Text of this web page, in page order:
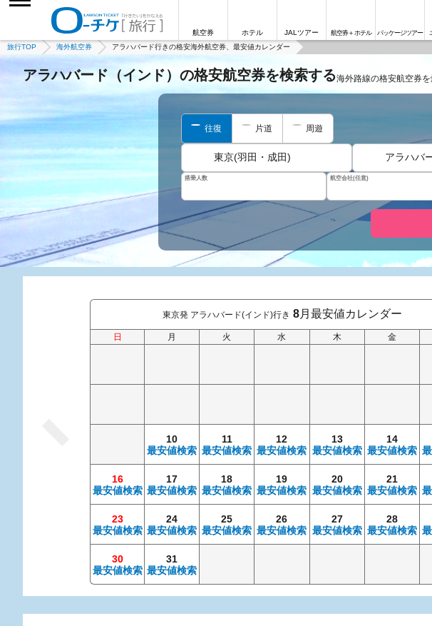
航空券 ホテル JALツアー 航空券＋ホテル パッケージツアー
旅行TOP 海外航空券 アラハバード行きの格安海外航空券、最安値カレンダー
アラハバード（インド）の格安航空券を検索する海外路線の格安航空券
往復 片道 周遊
東京(羽田・成田) アラハバ
搭乗人数 航空会社(任意)
東京発 アラハバード(インド)行き 8月最安値カレンダー
日 月 火 水 木 金
10
最安値検索
11
最安値検索
12
最安値検索
13
最安値検索
14
最安値検索
16
最安値検索
17
最安値検索
18
最安値検索
19
最安値検索
20
最安値検索
21
最安値検索
23
最安値検索
24
最安値検索
25
最安値検索
26
最安値検索
27
最安値検索
28
最安値検索
30
最安値検索
31
最安値検索